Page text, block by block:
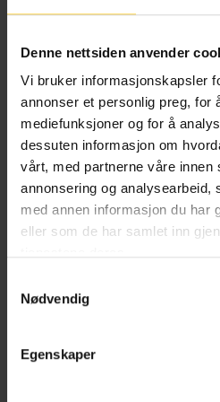
Denne nettsiden anvender
Vi bruker informasjonskapsler
annonser et personlig preg, for
mediefunksjoner og for å
dessuten informasjon om
vårt, med partnerne våre innen
annonsering og analysearbeid,
med annen informasjon du har
eller som de har samlet inn
Nødvendig
Egenskaper
foreiningar og stiftingar),
lovarbeid, både som
Justisdepartementets
medlem og sekretær av
anna sekretær for
førte proposisjonen i pennen.
Forfatters